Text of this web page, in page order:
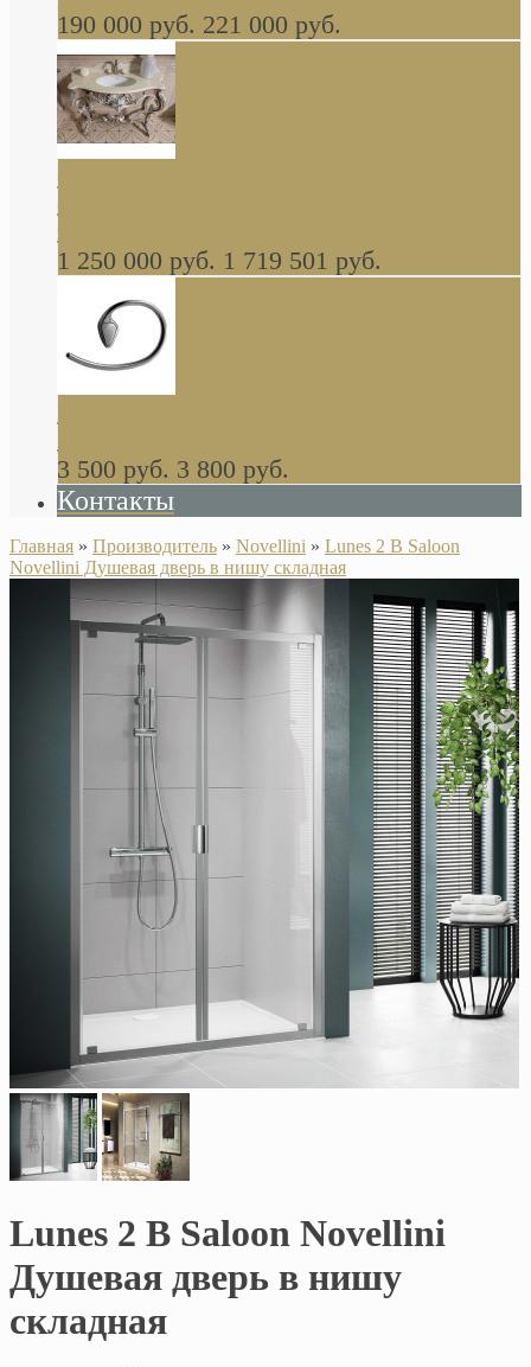
190 000 руб. 221 000 руб.
стиле барокко, из массива дерева, светло
коричневый матовый окрас + серебро
1 250 000 руб. 1 719 501 руб.
Khala Colombo аксессуары (серия) В
НАЛИЧИИ
3 500 руб. 3 800 руб.
Контакты
Главная » Производитель » Novellini » Lunes 2 B Saloon
Novellini Душевая дверь в нишу складная
Lunes 2 B Saloon Novellini
Душевая дверь в нишу
складная